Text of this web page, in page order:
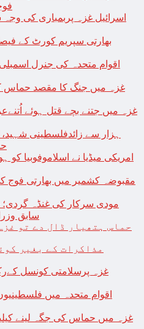
اسرائیل غزہ پربمباری کی
بھارتی سپریم کورٹ کے
اقوام متحدہ کی جنرل
غزہ میں جنگ کا مقصد حماس
امریکی میڈیا نے اسلاموفوبیا
مقبوضہ کشمیر میں بھارتی فوج
مودی سرکار کی غنڈہ گردی؛
سابق
حماس ہتھیار ڈال دے تو
مذاکرات کے بغیر
غزہ پرسلامتی کونسل
غزہ میں حماس کی جگہ لینے